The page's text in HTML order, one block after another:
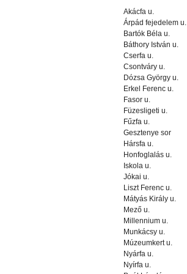
Akácfa u.
Árpád fejedelem u.
Bartók Béla u.
Báthory István u.
Cserfa u.
Csontváry u.
Dózsa György u.
Erkel Ferenc u.
Fasor u.
Füzesligeti u.
Fűzfa u.
Gesztenye sor
Hársfa u.
Honfoglalás u.
Iskola u.
Jókai u.
Liszt Ferenc u.
Mátyás Király u.
Mező u.
Millennium u.
Munkácsy u.
Múzeumkert u.
Nyárfa u.
Nyírfa u.